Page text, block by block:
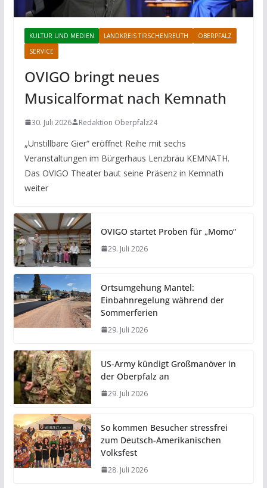
KULTUR UND MEDIEN LANDKREIS TIRSCHENREUTH
OBERPFALZ
SERVICE
OVIGO bringt neues
Musicalformat nach Kemnath
30. Juli 2026 Redaktion Oberpfalz24
„Unstillbare Gier“ eröffnet Reihe mit sechs
Veranstaltungen im Bürgerhaus Lenzbräu KEMNATH.
Das OVIGO Theater baut seine Präsenz in Kemnath
weiter
OVIGO startet Proben für „Momo“
29. Juli 2026
Ortsumgehung Mantel:
Einbahnregelung während der
Sommerferien
29. Juli 2026
US-Army kündigt Großmanöver in
der Oberpfalz an
29. Juli 2026
So kommen Besucher stressfrei
zum Deutsch-Amerikanischen
Volksfest
28. Juli 2026